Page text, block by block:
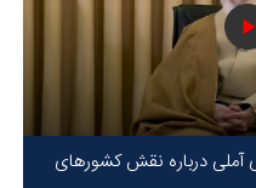
آملی درباره نقش کشورهای